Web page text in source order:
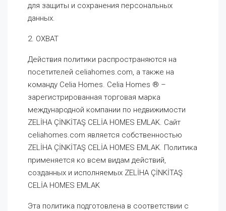
для защиты и сохранения персональных
данных.
2. ОХВАТ
Действия политики распространяются на
посетителей celiahomes.com, а также на
команду Celia Homes. Celia Homes ® –
зарегистрированная торговая марка
международной компании по недвижимости
ZELİHA ÇİNKİTAŞ CELİA HOMES EMLAK. Сайт
celiahomes.com является собственностью
ZELİHA ÇİNKİTAŞ CELİA HOMES EMLAK. Политика
применяется ко всем видам действий,
созданных и исполняемых ZELİHA ÇİNKİTAŞ
CELİA HOMES EMLAK
Эта политика подготовлена в соответствии с